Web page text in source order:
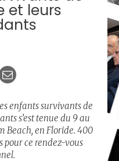
et leurs
enfants survivants de
s’est tenue du 9 au
Beach, en Floride. 400
pour ce rendez-vous